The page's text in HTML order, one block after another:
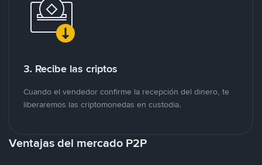
3. Recibe las criptos
Cuando el vendedor confirme la recepción del dinero, te
liberaremos las criptomonedas en custodia.
Ventajas del mercado P2P